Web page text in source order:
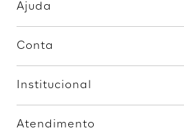
Ajuda
Conta
Institucional
Atendimento